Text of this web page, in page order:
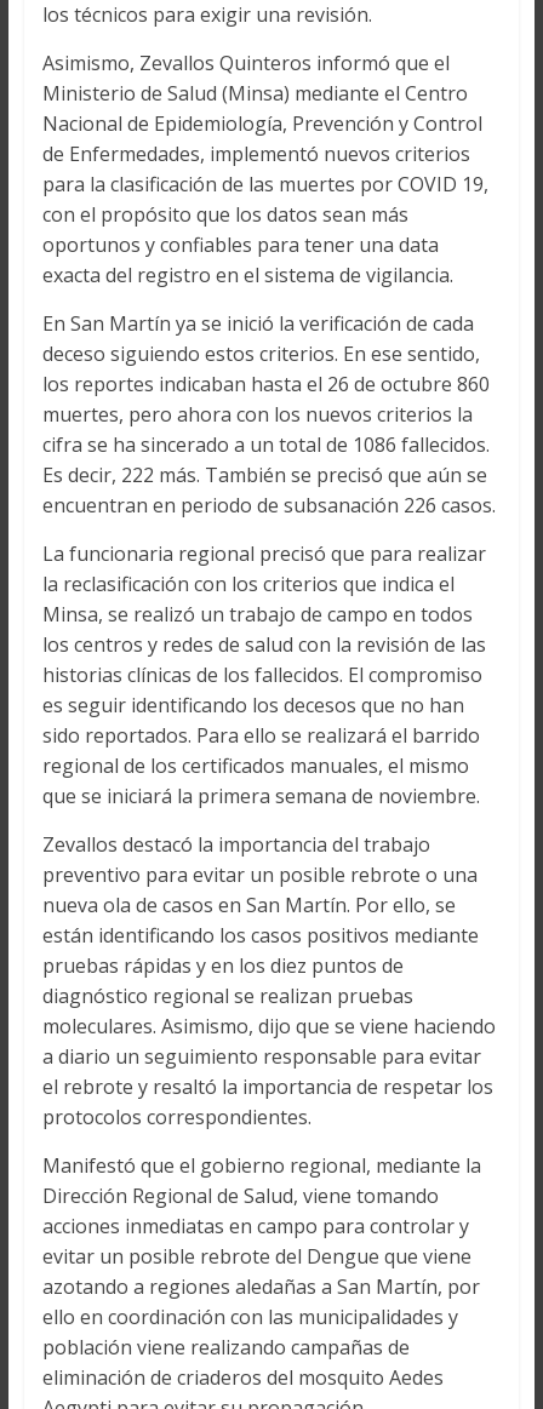
los técnicos para exigir una revisión.
Asimismo, Zevallos Quinteros informó que el
Ministerio de Salud (Minsa) mediante el Centro
Nacional de Epidemiología, Prevención y Control
de Enfermedades, implementó nuevos criterios
para la clasificación de las muertes por COVID 19,
con el propósito que los datos sean más
oportunos y confiables para tener una data
exacta del registro en el sistema de vigilancia.
En San Martín ya se inició la verificación de cada
deceso siguiendo estos criterios. En ese sentido,
los reportes indicaban hasta el 26 de octubre 860
muertes, pero ahora con los nuevos criterios la
cifra se ha sincerado a un total de 1086 fallecidos.
Es decir, 222 más. También se precisó que aún se
encuentran en periodo de subsanación 226 casos.
La funcionaria regional precisó que para realizar
la reclasificación con los criterios que indica el
Minsa, se realizó un trabajo de campo en todos
los centros y redes de salud con la revisión de las
historias clínicas de los fallecidos. El compromiso
es seguir identificando los decesos que no han
sido reportados. Para ello se realizará el barrido
regional de los certificados manuales, el mismo
que se iniciará la primera semana de noviembre.
Zevallos destacó la importancia del trabajo
preventivo para evitar un posible rebrote o una
nueva ola de casos en San Martín. Por ello, se
están identificando los casos positivos mediante
pruebas rápidas y en los diez puntos de
diagnóstico regional se realizan pruebas
moleculares. Asimismo, dijo que se viene haciendo
a diario un seguimiento responsable para evitar
el rebrote y resaltó la importancia de respetar los
protocolos correspondientes.
Manifestó que el gobierno regional, mediante la
Dirección Regional de Salud, viene tomando
acciones inmediatas en campo para controlar y
evitar un posible rebrote del Dengue que viene
azotando a regiones aledañas a San Martín, por
ello en coordinación con las municipalidades y
población viene realizando campañas de
eliminación de criaderos del mosquito Aedes